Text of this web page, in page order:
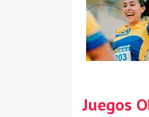
Juegos